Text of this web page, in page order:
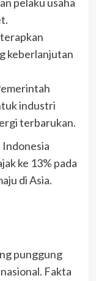
keberlanjutan
industri
terbarukan.
ke 13% pada
di Asia.
punggung
Fakta